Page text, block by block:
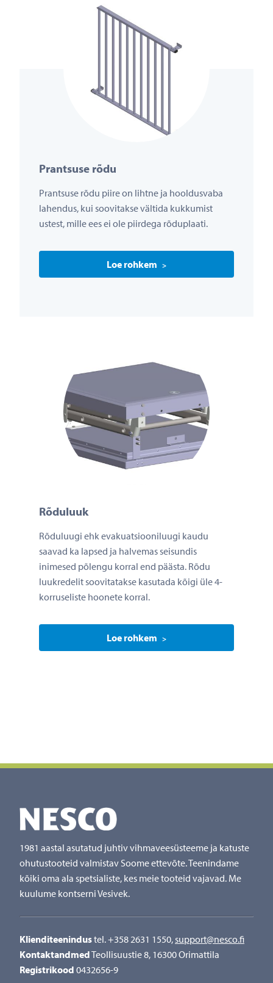
Prantsuse rõdu
Prantsuse rõdu piire on lihtne ja hooldusvaba
lahendus, kui soovitakse vältida kukkumist
ustest, mille ees ei ole piirdega rõduplaati.
Loe rohkem
Rõduluuk
Rõduluugi ehk evakuatsiooniluugi kaudu
saavad ka lapsed ja halvemas seisundis
inimesed põlengu korral end päästa. Rõdu
luukredelit soovitatakse kasutada kõigi üle 4-
korruseliste hoonete korral.
Loe rohkem
1981 aastal asutatud juhtiv vihmaveesüsteeme ja katuste
ohutustooteid valmistav Soome ettevõte. Teenindame
kõiki oma ala spetsialiste, kes meie tooteid vajavad. Me
kuulume kontserni Vesivek.
Klienditeenindustel. +358 2631 1550,support@nesco.fi
KontaktandmedTeollisuustie 8, 16300 Orimattila
Registrikood 0432656-9